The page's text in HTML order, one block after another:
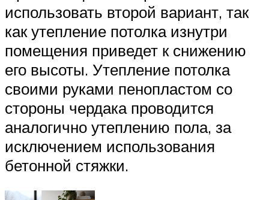
использовать второй вариант, так
как утепление потолка изнутри
помещения приведет к снижению
его высоты. Утепление потолка
своими руками пенопластом со
стороны чердака проводится
аналогично утеплению пола, за
исключением использования
бетонной стяжки.